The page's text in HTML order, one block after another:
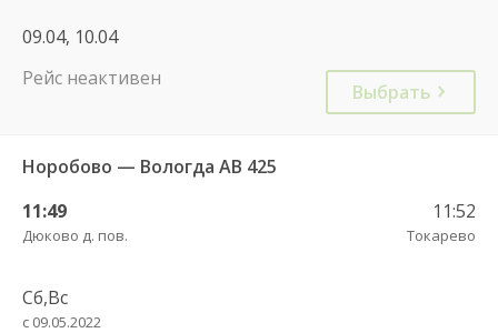
09.04, 10.04
Рейс неактивен
Выбрать
Норобово — Вологда АВ 425
11:49
Дюково д. пов.
11:52
Токарево
Сб,Вс
с 09.05.2022